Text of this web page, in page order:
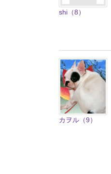
shi（8）
カヲル（9）